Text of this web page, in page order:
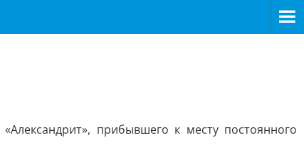
прибывшего к месту постоянного